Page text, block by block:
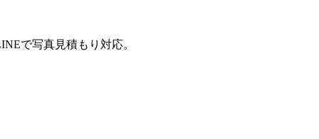
で写真見積もり対応。